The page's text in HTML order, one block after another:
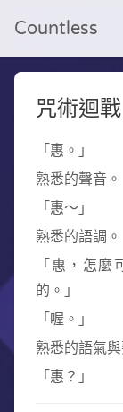
Countless
咒術迴
「惠。」
熟悉的聲音。
「惠～」
熟悉的語調。
「惠，怎
的。」
「喔。」
熟悉的語氣
「惠？」